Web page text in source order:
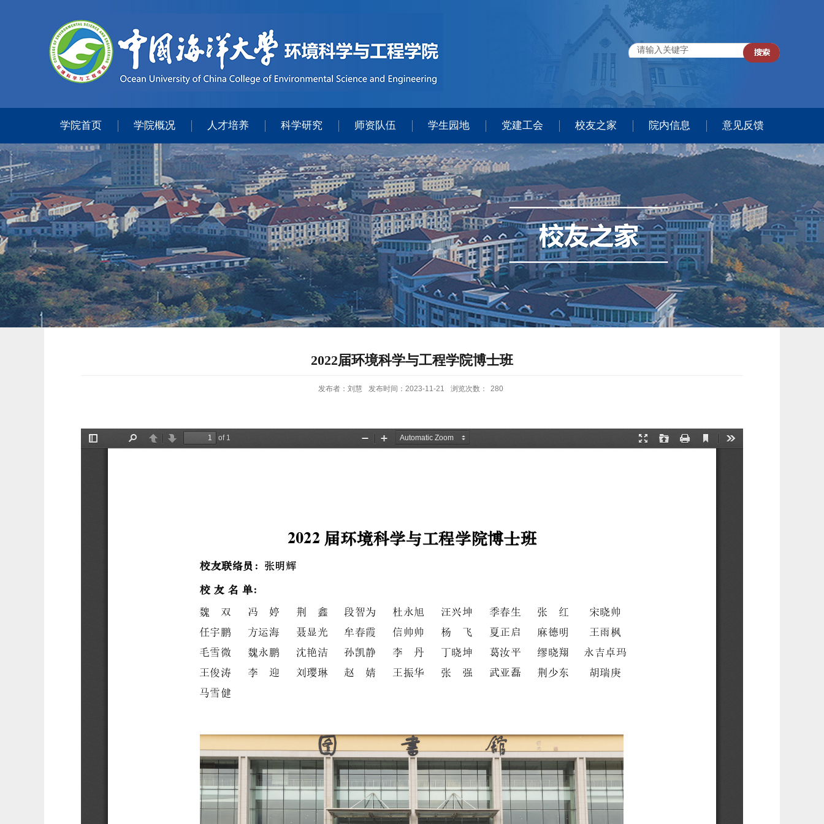
学院首页 学院概况 人才培养 科学研究 师资队伍 学生园地 党建工会 校友之家 院内信息 意见反馈
2022届环境科学与工程学院博士班
发布者：刘慧 发布时间：2023-11-21 浏览次数： 280